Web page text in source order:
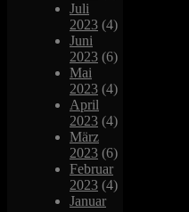
Juli
2023 (4)
Juni
2023 (6)
Mai
2023 (4)
April
2023 (4)
März
2023 (6)
Februar
2023 (4)
Januar